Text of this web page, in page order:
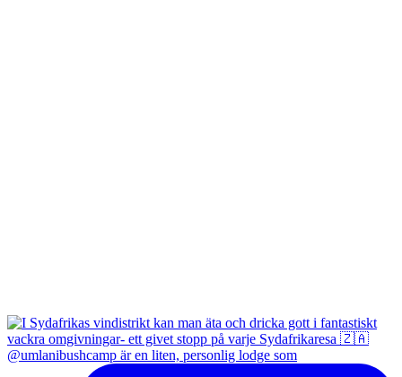
@umlanibushcamp är en liten, personlig lodge som